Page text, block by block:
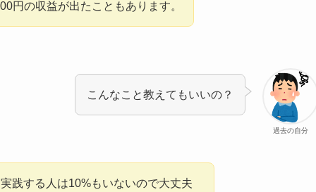
円の収益が出たこともあります。
過去の自分
こんなこと教えてもいいの？
践する人は10%もいないので大丈夫